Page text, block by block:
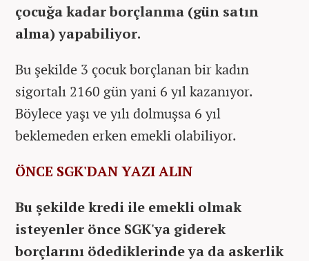
çocuğa kadar borçlanma (gün satın
alma) yapabiliyor.
Bu şekilde 3 çocuk borçlanan bir kadın
sigortalı 2160 gün yani 6 yıl kazanıyor.
Böylece yaşı ve yılı dolmuşsa 6 yıl
beklemeden erken emekli olabiliyor.
ÖNCE SGK'DAN YAZI ALIN
Bu şekilde kredi ile emekli olmak
isteyenler önce SGK'ya giderek
borçlarını ödediklerinde ya da askerlik